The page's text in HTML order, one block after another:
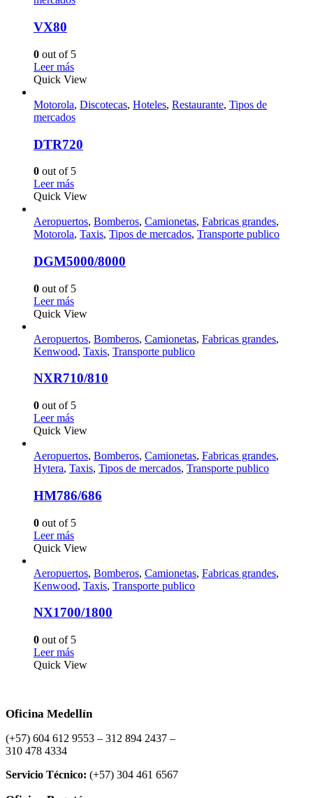
VX80
0 out of 5
Leer más
Quick View
Motorola, Discotecas, Hoteles, Restaurante, Tipos de
mercados
DTR720
0 out of 5
Leer más
Quick View
Aeropuertos, Bomberos, Camionetas, Fabricas grandes,
Motorola, Taxis, Tipos de mercados, Transporte publico
DGM5000/8000
0 out of 5
Leer más
Quick View
Aeropuertos, Bomberos, Camionetas, Fabricas grandes,
Kenwood, Taxis, Transporte publico
NXR710/810
0 out of 5
Leer más
Quick View
Aeropuertos, Bomberos, Camionetas, Fabricas grandes,
Hytera, Taxis, Tipos de mercados, Transporte publico
HM786/686
0 out of 5
Leer más
Quick View
Aeropuertos, Bomberos, Camionetas, Fabricas grandes,
Kenwood, Taxis, Transporte publico
NX1700/1800
0 out of 5
Leer más
Quick View
Oficina Medellín
(+57) 604 612 9553 – 312 894 2437 –
310 478 4334
Servicio Técnico: (+57) 304 461 6567